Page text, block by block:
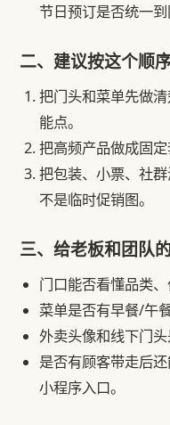
节日预订是否统一到
二、建议按这个顺
把门头和菜单先做
能点。
把高频产品做成固
把包装、小票、社
不是临时促销图。
三、给老板和团队
门口能否看懂品类、
菜单是否有早餐/午
外卖头像和线下门头
是否有顾客带走后
小程序入口。